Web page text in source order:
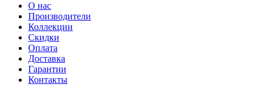
О нас
Производители
Коллекции
Скидки
Оплата
Доставка
Гарантии
Контакты